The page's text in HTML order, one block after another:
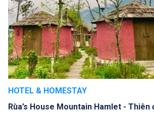
HOTEL & HOMESTAY
Rùa’s House Mountain Hamlet - Thiên